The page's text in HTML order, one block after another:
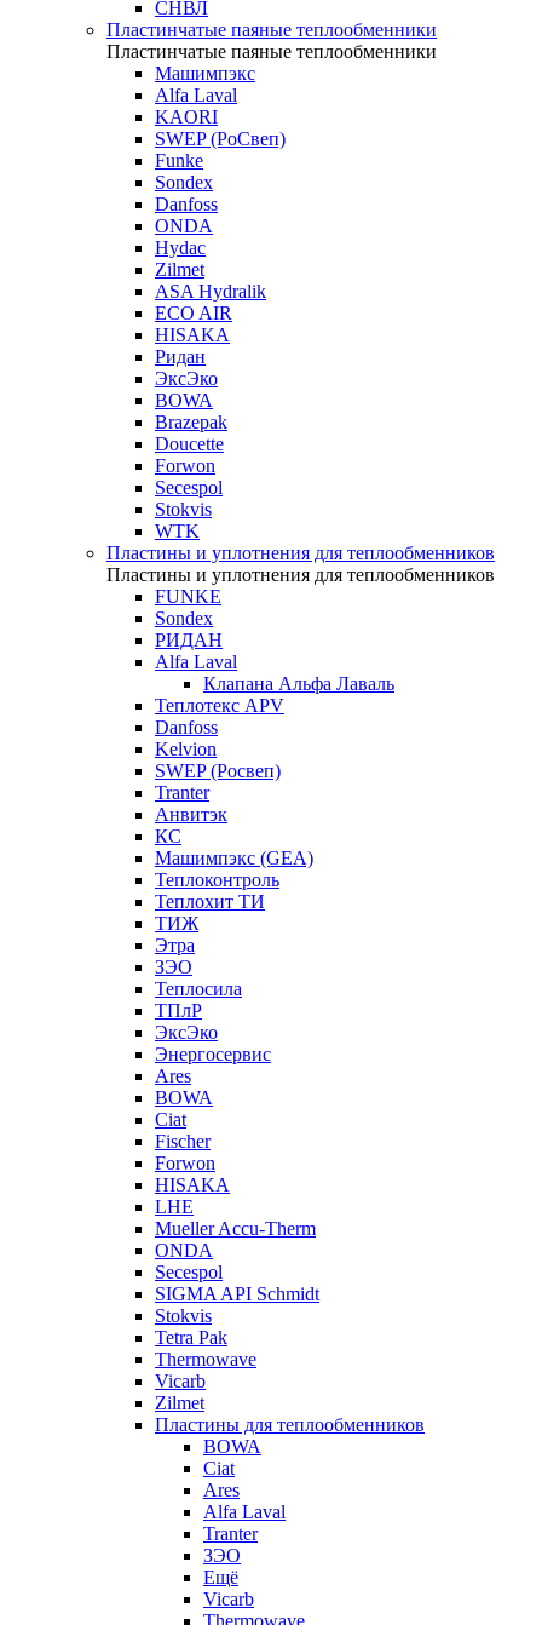
СНВЛ
Пластинчатые паяные теплообменники
Пластинчатые паяные теплообменники
Машимпэкс
Alfa Laval
KAORI
SWEP (РоСвеп)
Funke
Sondex
Danfoss
ONDA
Hydac
Zilmet
ASA Hydralik
ECO AIR
HISAKA
Ридан
ЭксЭко
BOWA
Brazepak
Doucette
Forwon
Secespol
Stokvis
WTK
Пластины и уплотнения для теплообменников
Пластины и уплотнения для теплообменников
FUNKE
Sondex
РИДАН
Alfa Laval
Клапана Альфа Лаваль
Теплотекс APV
Danfoss
Kelvion
SWEP (Росвеп)
Tranter
Анвитэк
КС
Машимпэкс (GEA)
Теплоконтроль
Теплохит ТИ
ТИЖ
Этра
ЗЭО
Теплосила
ТПлР
ЭксЭко
Энергосервис
Ares
BOWA
Ciat
Fischer
Forwon
HISAKA
LHE
Mueller Accu-Therm
ONDA
Secespol
SIGMA API Schmidt
Stokvis
Tetra Pak
Thermowave
Vicarb
Zilmet
Пластины для теплообменников
BOWA
Ciat
Ares
Alfa Laval
Tranter
ЗЭО
Ещё
Vicarb
Thermowave